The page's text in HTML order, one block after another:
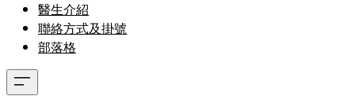
醫生介紹
聯絡方式及掛號
部落格